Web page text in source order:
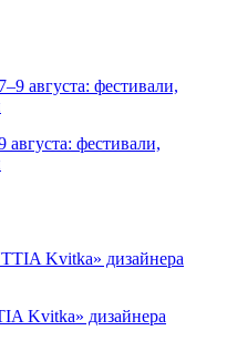
августа: фестивали,
Kvitka» дизайнера